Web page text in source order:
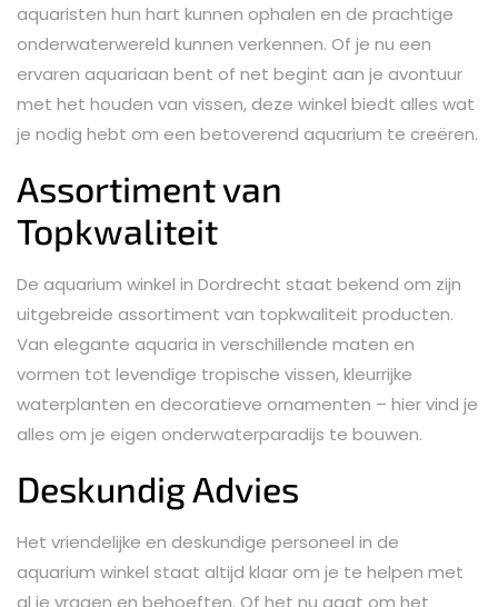
aquaristen hun hart kunnen ophalen en de prachtige
onderwaterwereld kunnen verkennen. Of je nu een
ervaren aquariaan bent of net begint aan je avontuur
met het houden van vissen, deze winkel biedt alles wat
je nodig hebt om een betoverend aquarium te creëren.
Assortiment van
Topkwaliteit
De aquarium winkel in Dordrecht staat bekend om zijn
uitgebreide assortiment van topkwaliteit producten.
Van elegante aquaria in verschillende maten en
vormen tot levendige tropische vissen, kleurrijke
waterplanten en decoratieve ornamenten – hier vind je
alles om je eigen onderwaterparadijs te bouwen.
Deskundig Advies
Het vriendelijke en deskundige personeel in de
aquarium winkel staat altijd klaar om je te helpen met
al je vragen en behoeften. Of het nu gaat om het